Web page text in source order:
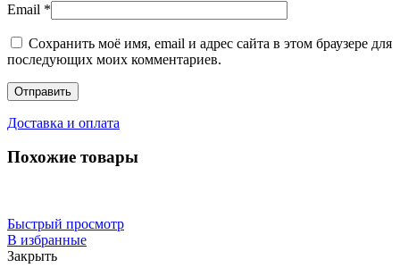
Email *
Сохранить моё имя, email и адрес сайта в этом браузере для
последующих моих комментариев.
Доставка и оплата
Похожие товары
Быстрый просмотр
В избранные
Закрыть